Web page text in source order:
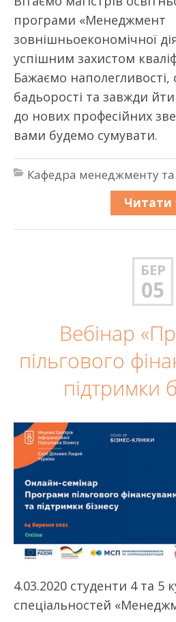
програми «Менеджмент
зовнішньоекономічної
успішним захистом
Бажаємо наполегливості,
бадьорості та завжди
до нових професійних
вами будемо сумувати.
Кафедра менеджменту
Читати
БЕР
05
Вебінар
пільгового
підтримки
4.03.2020 студенти 4 та 5
спеціальностей